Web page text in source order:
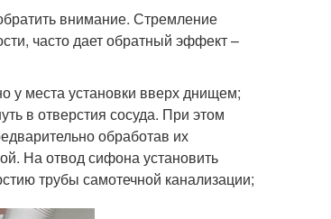
внимание. Стремление
часто дает обратный эффект –
у места установки вверх днищем;
в отверстия сосуда. При этом
обработав их
На отвод сифона установить
трубы самотечной канализации;